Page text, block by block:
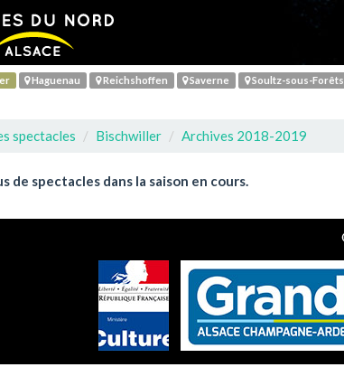
Haguenau Reichshoffen Saverne Soultz-sous-Forêts
spectacles Bischwiller Archives 2018-2019
de spectacles dans la saison en cours.